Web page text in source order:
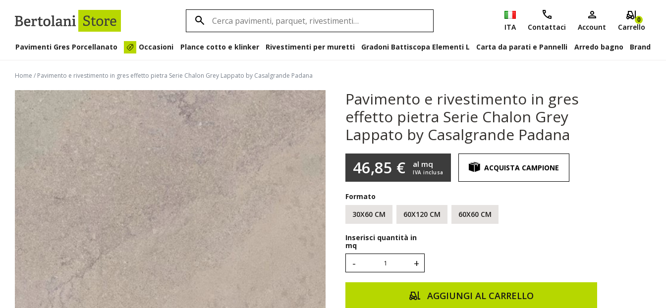
ITA Contattaci Account
0
Carrello
Pavimenti Gres Porcellanato Occasioni Plance cotto e klinker Rivestimenti per muretti Gradoni Battiscopa Elementi L Carta da parati e Pannelli Arredo bagno Brand
Home / Pavimento e rivestimento in gres effetto pietra Serie Chalon Grey Lappato by Casalgrande Padana
Pavimento e rivestimento in gres
effetto pietra Serie Chalon Grey
Lappato by Casalgrande Padana
46,85 € IVA inclusa
al mq ACQUISTA CAMPIONE
Formato
30X60 CM
60X120 CM 60X60 CM
Inserisci quantità in
mq
- +
AGGIUNGI AL CARRELLO